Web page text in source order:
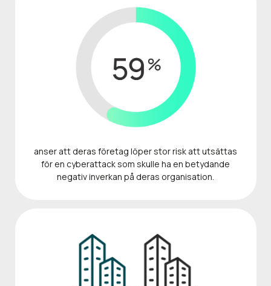
anser att deras företag löper stor risk att utsättas
för en cyberattack som skulle ha en betydande
negativ inverkan på deras organisation.